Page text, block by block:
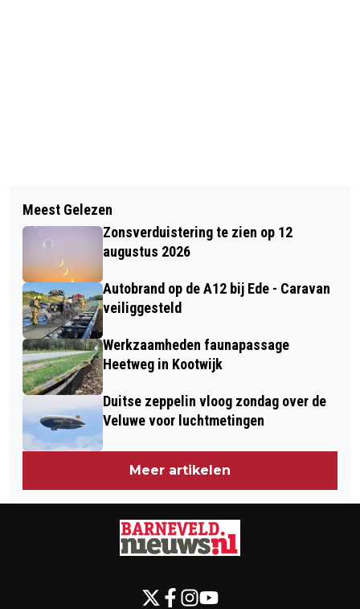
INDUSTRIEBRAND SNEL ONDER
CONTROLE IN BARNEVELD
INFORMATIEBIJEENKOMST LEESCLUB
SENIA
Meest Gelezen
Zonsverduistering te zien op 12
augustus 2026
Autobrand op de A12 bij Ede - Caravan
veiliggesteld
Werkzaamheden faunapassage
Heetweg in Kootwijk
Duitse zeppelin vloog zondag over de
Veluwe voor luchtmetingen
Meer artikelen